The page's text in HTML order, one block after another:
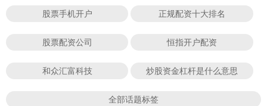
股票手机开户 正规配资十大排名
股票配资公司 恒指开户配资
和众汇富科技 炒股资金杠杆是什么意思
全部话题标签